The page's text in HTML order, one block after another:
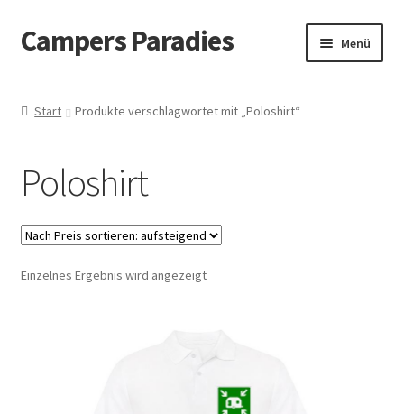
Zur
Navigation
Zum
Inhalt
Campers Paradies Menü
Outdoor
Bekleidung
Freizeitbeschäftigung
Start Produkte verschlagwortet mit „Poloshirt“
Poloshirt
Einzelnes Ergebnis wird angezeigt